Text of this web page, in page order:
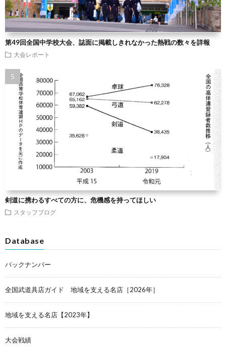
第49回全国中学校大会、誌面に掲載しきれなかった熱戦の数々を詳報
大会レポート
剣道に携わるすべての方に、危機感を持ってほしい
スタッフブログ
Database
バックナンバー
全国武道具店ガイド 地域を支える名店［2026年］
地域を支える名店【2023年】
大会戦績